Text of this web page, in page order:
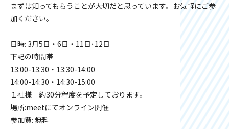
まずは知ってもらうことが大切だと思っています。お気軽にご参
加ください。
——————————————————
日時: 3月5日・6日・11日･12日
下記の時間帯
13:00-13:30・13:30-14:00
14:00-14:30・14:30-15:00
１社様 約30分程度を予定しております。
場所:meetにてオンライン開催
参加費: 無料